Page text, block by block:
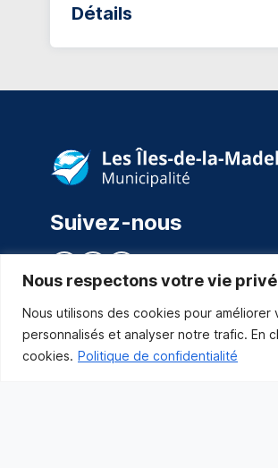
Nous respectons votre vie
Nous utilisons des cookies pour
personnalisés et analyser notre trafic. En
cookies. Politique de confidentialité
Détails
Suivez-nous